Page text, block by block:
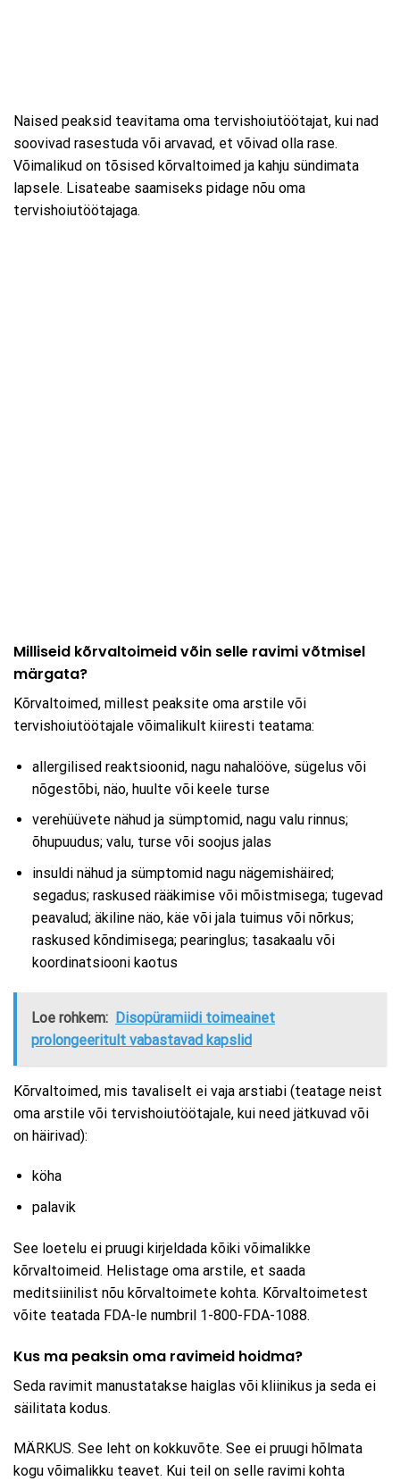
Naised peaksid teavitama oma tervishoiutöötajat, kui nad
soovivad rasestuda või arvavad, et võivad olla rase.
Võimalikud on tõsised kõrvaltoimed ja kahju sündimata
lapsele. Lisateabe saamiseks pidage nõu oma
tervishoiutöötajaga.
Milliseid kõrvaltoimeid võin selle ravimi võtmisel
märgata?
Kõrvaltoimed, millest peaksite oma arstile või
tervishoiutöötajale võimalikult kiiresti teatama:
allergilised reaktsioonid, nagu nahalööve, sügelus või
nõgestõbi, näo, huulte või keele turse
verehüüvete nähud ja sümptomid, nagu valu rinnus;
õhupuudus; valu, turse või soojus jalas
insuldi nähud ja sümptomid nagu nägemishäired;
segadus; raskused rääkimise või mõistmisega; tugevad
peavalud; äkiline näo, käe või jala tuimus või nõrkus;
raskused kõndimisega; pearinglus; tasakaalu või
koordinatsiooni kaotus
Loe rohkem: Disopüramiidi toimeainet
prolongeeritult vabastavad kapslid
Kõrvaltoimed, mis tavaliselt ei vaja arstiabi (teatage neist
oma arstile või tervishoiutöötajale, kui need jätkuvad või
on häirivad):
köha
palavik
See loetelu ei pruugi kirjeldada kõiki võimalikke
kõrvaltoimeid. Helistage oma arstile, et saada
meditsiinilist nõu kõrvaltoimete kohta. Kõrvaltoimetest
võite teatada FDA-le numbril 1-800-FDA-1088.
Kus ma peaksin oma ravimeid hoidma?
Seda ravimit manustatakse haiglas või kliinikus ja seda ei
säilitata kodus.
MÄRKUS. See leht on kokkuvõte. See ei pruugi hõlmata
kogu võimalikku teavet. Kui teil on selle ravimi kohta